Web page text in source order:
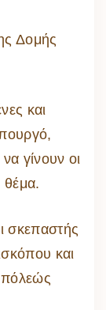
Δομής
και
γίνουν οι
θέμα.
σκεπαστής
και